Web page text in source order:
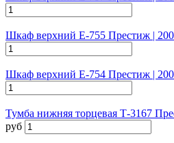
Шкаф верхний E-755 Престиж |
Шкаф верхний Е-754 Престиж |
Тумба нижняя торцевая Т-3167
руб